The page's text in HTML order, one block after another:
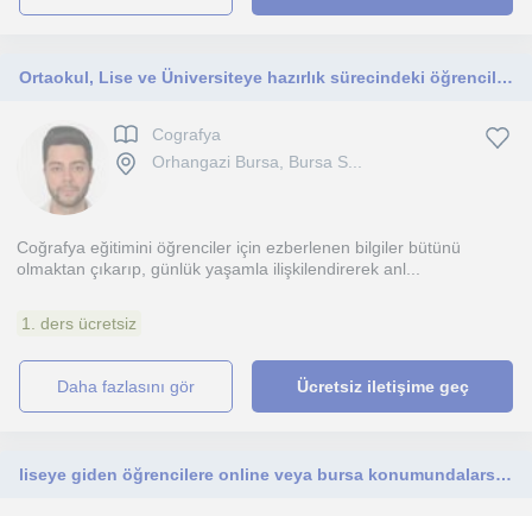
Ortaokul, Lise ve Üniversiteye hazırlık sürecindeki öğrencilere yönelik özellikle AYT ve TYT sınavına hazırlanan öğrencilere
Cografya
Orhangazi Bursa, Bursa S...
Coğrafya eğitimini öğrenciler için ezberlenen bilgiler bütünü
olmaktan çıkarıp, günlük yaşamla ilişkilendirerek anl...
1. ders ücretsiz
daha fazlasını gör Ücretsiz iletişime geç
liseye giden öğrencilere online veya bursa konumundalarsa yüzyüze kimya dersi verebilirim.